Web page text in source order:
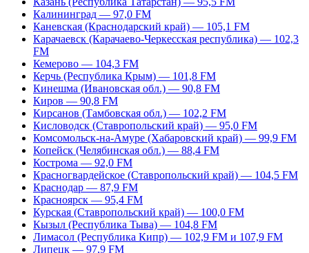
Калининград — 97,0 FM
Каневская (Краснодарский край) — 105,1 FM
Карачаевск (Карачаево-Черкесская республика) — 102,3
FM
Кемерово — 104,3 FM
Керчь (Республика Крым) — 101,8 FM
Кинешма (Ивановская обл.) — 90,8 FM
Киров — 90,8 FM
Кирсанов (Тамбовская обл.) — 102,2 FM
Кисловодск (Ставропольский край) — 95,0 FM
Комсомольск-на-Амуре (Хабаровский край) — 99,9 FM
Копейск (Челябинская обл.) — 88,4 FM
Кострома — 92,0 FM
Красногвардейское (Ставропольский край) — 104,5 FM
Краснодар — 87,9 FM
Красноярск — 95,4 FM
Курская (Ставропольский край) — 100,0 FM
Кызыл (Республика Тыва) — 104,8 FM
Лимасол (Республика Кипр) — 102,9 FM и 107,9 FM
Липецк — 97,9 FM